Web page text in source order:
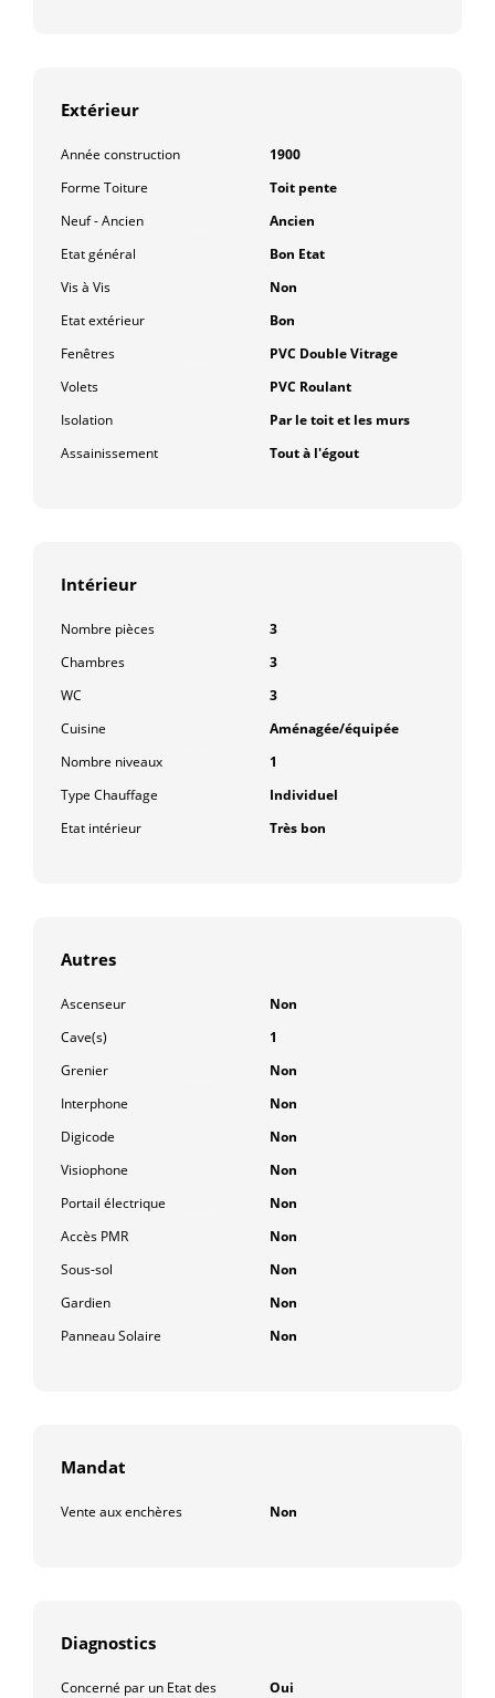
Extérieur
Année construction
1900
Forme Toiture
Toit pente
Neuf - Ancien
Ancien
Etat général
Bon Etat
Vis à Vis
Non
Etat extérieur
Bon
Fenêtres
PVC Double Vitrage
Volets
PVC Roulant
Isolation
Par le toit et les murs
Assainissement
Tout à l'égout
Intérieur
Nombre pièces
3
Chambres
3
WC
3
Cuisine
Aménagée/équipée
Nombre niveaux
1
Type Chauffage
Individuel
Etat intérieur
Très bon
Autres
Ascenseur
Non
Cave(s)
1
Grenier
Non
Interphone
Non
Digicode
Non
Visiophone
Non
Portail électrique
Non
Accès PMR
Non
Sous-sol
Non
Gardien
Non
Panneau Solaire
Non
Mandat
Vente aux enchères Non
Diagnostics
Concerné par un Etat des
Oui